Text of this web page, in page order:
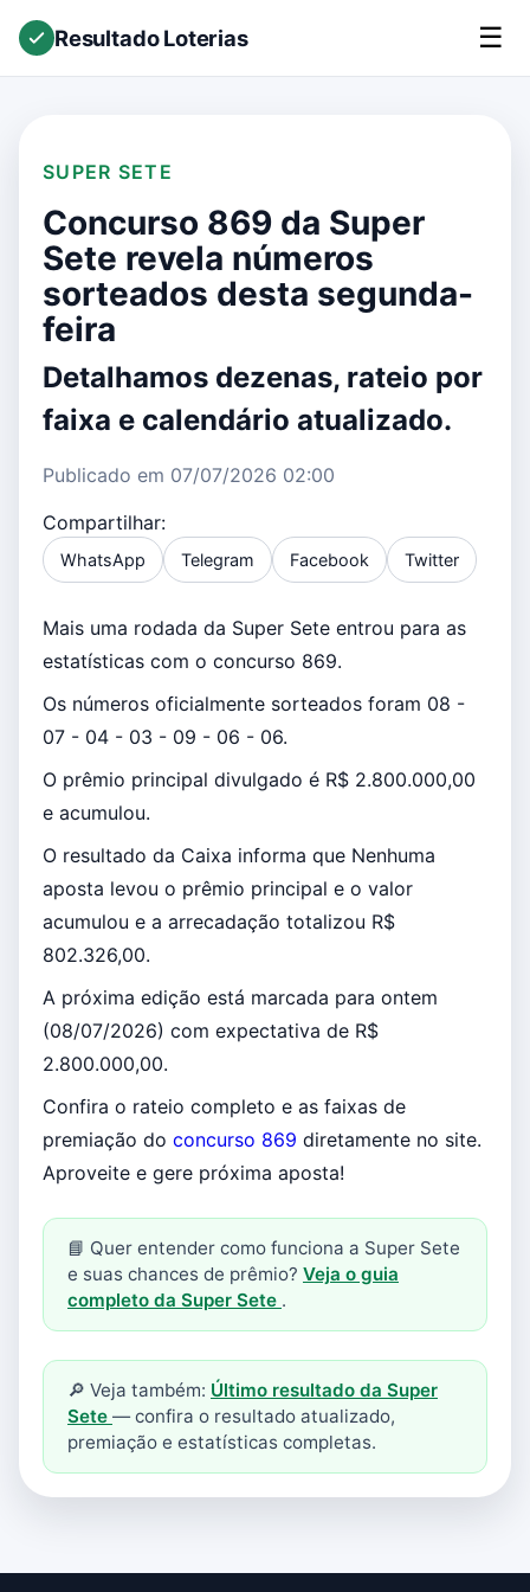
Resultado Loterias ☰
SUPER SETE
Concurso 869 da Super
Sete revela números
sorteados desta segunda-
feira
Detalhamos dezenas, rateio por
faixa e calendário atualizado.
Publicado em 07/07/2026 02:00
Compartilhar:
WhatsApp Telegram Facebook Twitter
Mais uma rodada da Super Sete entrou para as
estatísticas com o concurso 869.
Os números oficialmente sorteados foram 08 -
07 - 04 - 03 - 09 - 06 - 06.
O prêmio principal divulgado é R$ 2.800.000,00
e acumulou.
O resultado da Caixa informa que Nenhuma
aposta levou o prêmio principal e o valor
acumulou e a arrecadação totalizou R$
802.326,00.
A próxima edição está marcada para ontem
(08/07/2026) com expectativa de R$
2.800.000,00.
Confira o rateio completo e as faixas de
premiação do concurso 869 diretamente no site.
Aproveite e gere próxima aposta!
📘 Quer entender como funciona a Super Sete
e suas chances de prêmio? Veja o guia
completo da Super Sete .
🔎 Veja também: Último resultado da Super
Sete — confira o resultado atualizado,
premiação e estatísticas completas.